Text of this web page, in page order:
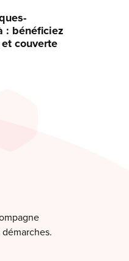
: bénéficiez
couverte